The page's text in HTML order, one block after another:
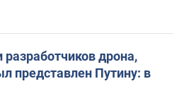
разработчиков дрона,
представлен Путину: в